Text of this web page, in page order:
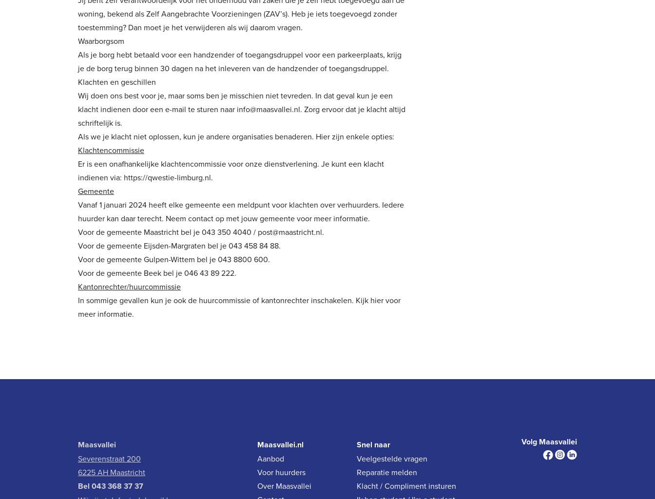
woning, bekend als Zelf Aangebrachte Voorzieningen (ZAV’s). Heb je iets toegevoegd zonder
toestemming? Dan moet je het verwijderen als wij daarom vragen.
Waarborgsom
Als je borg hebt betaald voor een handzender of toegangsdruppel voor een parkeerplaats, krijg
je de borg terug binnen 30 dagen na het inleveren van de handzender of toegangsdruppel.
Klachten en geschillen
Wij doen ons best voor je, maar soms ben je misschien niet tevreden. In dat geval kun je een
klacht indienen door een e-mail te sturen naar info@maasvallei.nl. Zorg ervoor dat je klacht altijd
schriftelijk is.
Als we je klacht niet oplossen, kun je andere organisaties benaderen. Hier zijn enkele opties:
Klachtencommissie
Er is een onafhankelijke klachtencommissie voor onze dienstverlening. Je kunt een klacht
indienen via: https://qwestie-limburg.nl.
Gemeente
Vanaf 1 januari 2024 heeft elke gemeente een meldpunt voor klachten over verhuurders. Iedere
huurder kan daar terecht. Neem contact op met jouw gemeente voor meer informatie.
Voor de gemeente Maastricht bel je 043 350 4040 / post@maastricht.nl.
Voor de gemeente Eijsden-Margraten bel je 043 458 84 88.
Voor de gemeente Gulpen-Wittem bel je 043 8800 600.
Voor de gemeente Beek bel je 046 43 89 222.
Kantonrechter/huurcommissie
In sommige gevallen kun je ook de huurcommissie of kantonrechter inschakelen. Kijk hiervoor
meer informatie.
Maasvallei
Severenstraat 200
6225 AH Maastricht
Bel 043 368 37 37
Maasvallei.nl
Aanbod
Voor huurders
Over Maasvallei
Snel naar
Veelgestelde vragen
Reparatie melden
Klacht / Compliment insturen
Volg Maasvallei